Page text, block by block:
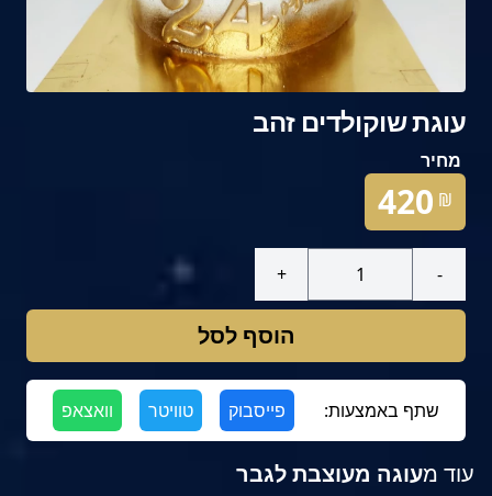
עוגת שוקולדים זהב
מחיר
₪
420
-
+
הוסף לסל
שתף באמצעות: פייסבוק טוויטר וואצאפ
עוד מעוגה מעוצבת לגבר